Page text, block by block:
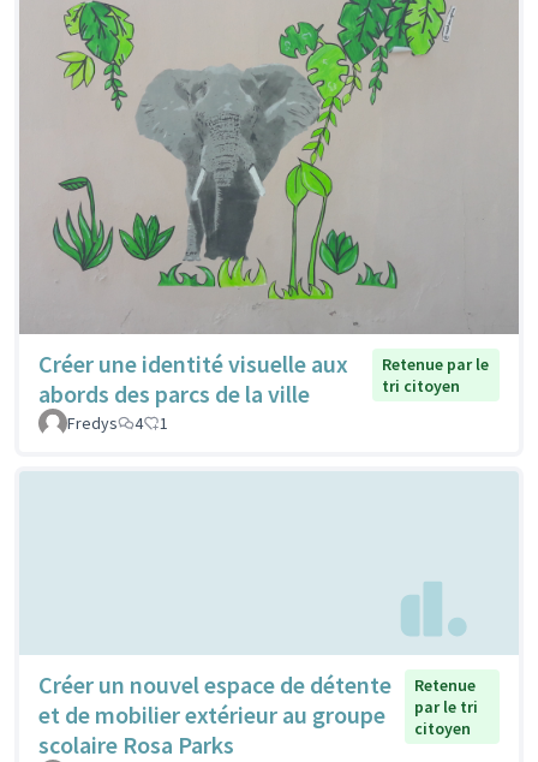
Créer une identité visuelle aux
abords des parcs de la ville
Retenue par le
tri citoyen
Fredys
4 1
Créer un nouvel espace de détente
et de mobilier extérieur au groupe
scolaire Rosa Parks
Retenue
par le tri
citoyen